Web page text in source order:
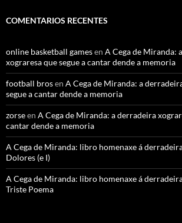
COMENTARIOS RECENTES
online basketball gamesen A Cega de Miranda:
xograresa que segue a cantar dende a memoria
football brosen A Cega de Miranda: a
segue a cantar dende a memoria
zorseen A Cega de Miranda: a derradeira
cantar dende a memoria
A Cega de Miranda: libro homenaxe á
Dolores (e I)
A Cega de Miranda: libro homenaxe á
Triste Poema